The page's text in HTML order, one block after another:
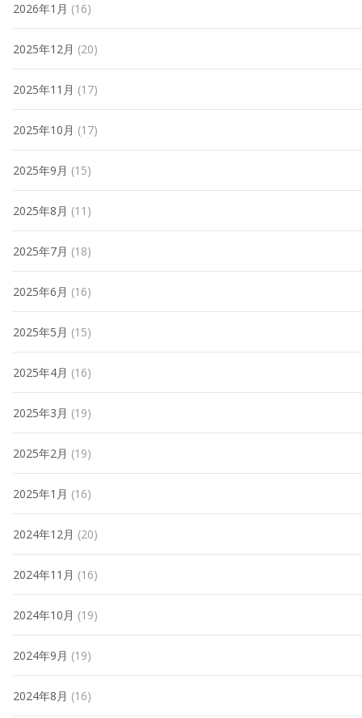
2026年1月 (16)
2025年12月 (20)
2025年11月 (17)
2025年10月 (17)
2025年9月 (15)
2025年8月 (11)
2025年7月 (18)
2025年6月 (16)
2025年5月 (15)
2025年4月 (16)
2025年3月 (19)
2025年2月 (19)
2025年1月 (16)
2024年12月 (20)
2024年11月 (16)
2024年10月 (19)
2024年9月 (19)
2024年8月 (16)